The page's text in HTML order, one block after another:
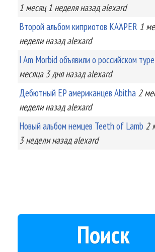
1 месяц 1 неделяназад alexard
Второй альбом киприотов KA'APER 1
неделиназад alexard
I Am Morbid объявили о российском
месяца 3 дняназад alexard
Дебютный EP американцев Abitha 2
неделиназад alexard
Новый альбом немцев Teeth of Lamb 2
3 неделиназад alexard
Поиск